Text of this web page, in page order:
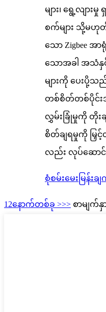
များ၊ ရွေ့လျားမှု
စက်များ သို့မ
သော Zigbee အ
သောအခါ အသံနှ
များကို ပေးပို့သ
တစ်စိတ်တစ်ပိုင်းအ
လွှမ်းခြုံမှုကို တိုး
စိတ်ချရမှုကို မြှင့်တ
လည်း လုပ်ဆော
စုံစမ်းမေးမြန်းချ
1 2နောက်တစ်ခု >>> စာမျက်နှ